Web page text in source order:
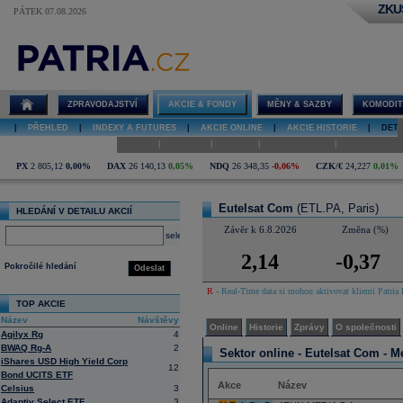
PÁTEK 07.08.2026
Eutelsat Com
ZPRAVODAJSTVÍ AKCIE & FONDY MĚNY & SAZBY
PŘEHLED INDEXY A FUTURES AKCIE ONLINE AKCIE HISTORIE
PX 2 805,12 0,00% DAX 26 140,13 0,05% NDQ 26 348,35 -0,06% CZK/€ 24,227 0,01%
HLEDÁNÍ V DETAILU AKCIÍ
select
Odeslat
Pokročilé hledání
TOP AKCIE
Název
Návštěvy
Agilyx Rg
4
BWAQ Rg-A
2
iShares USD High Yield Corp
Bond UCITS ETF
12
Celsius
3
Eutelsat Com (ETL.PA, Paris)
Závěr k 6.8.2026 Změna (%)
2,14 -0,37
R - Real-Time data si mohou aktivovat klienti
Online Historie Zprávy O společnosti
Sektor online - Eutelsat Com -
Akce
Název